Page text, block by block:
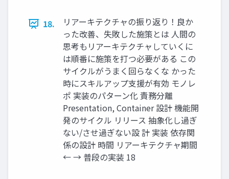
18.
リアーキテクチャの振り返り！良か
った改善、失敗した施策とは 人間の
思考もリアーキテクチャしていくに
は順番に施策を打つ必要がある この
サイクルがうまく回らなくな かった
時にスキルアップ支援が有効 モノレ
ポ 実装のパターン化 責務分離
Presentation, Container 設計 機能開
発のサイクル リリース 抽象化し過ぎ
ない/させ過ぎない設 計 実装 依存関
係の設計 時間 リアーキテクチャ期間
← → 普段の実装 18